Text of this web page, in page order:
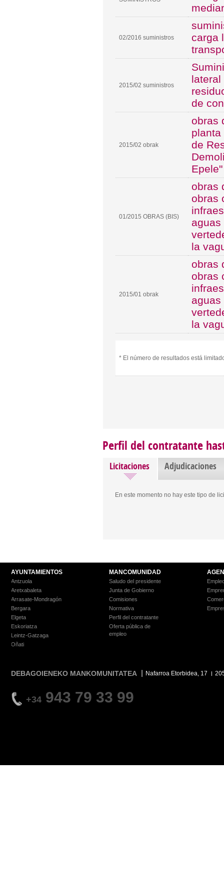
02/2016 suministros
carga
2015/02 suministros
lateral
de
2015/02 obrak
obras
planta
de
Epele"
01/2015 OBRAS (BIS)
obras
obras
la
2015/01 obrak
obras
obras
la
* El número de resultados está
Perfil del contratante
Licitaciones Adjudicaciones
En este momento no hay este tipo de
AYUNTAMIENTOS
Antzuola
Aretxabaleta
Arrasate-Mondragón
Bergara
Elgeta
Eskoriatza
Leintz-Gatzaga
Oñati
MANCOMUNIDAD
Saludo del presidente
Junta de Gobierno
Comisiones
Normativa
Perfil del contratante
Oferta pública de
empleo
DEBAGOIENEKO MANKOMUNITATEA Nafarroa Etorbidea, 17
+34 943 79 33 99